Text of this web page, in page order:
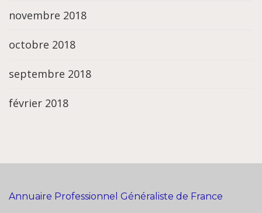
novembre 2018
octobre 2018
septembre 2018
février 2018
Annuaire Professionnel Généraliste de France